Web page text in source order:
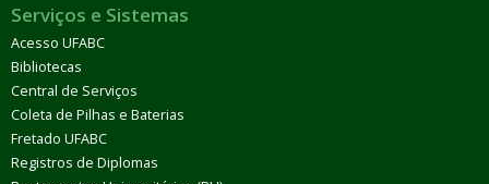
Serviços e Sistemas
Acesso UFABC
Bibliotecas
Central de Serviços
Coleta de Pilhas e Baterias
Fretado UFABC
Registros de Diplomas